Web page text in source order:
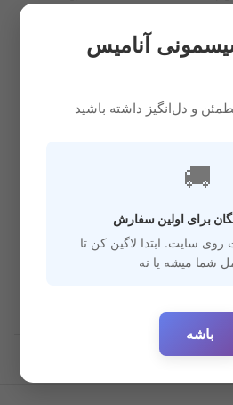
استفراغ و
تر نوزاد
فاقد مواد مضر و
شیمیایی
با نی و بدون
ضد حساسیت
آنامیس
و دل‌انگیز داشته باشید
🚚
برای اولین سفارش
سایت. ابتدا لاگین کن تا
شما میشه یا نه
باشه